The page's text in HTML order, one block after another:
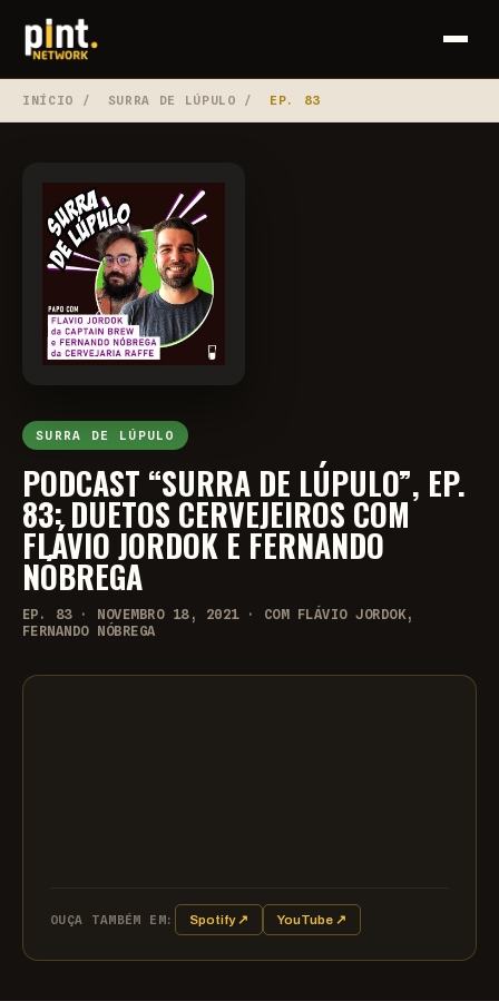
INÍCIO / SURRA DE LÚPULO / EP. 83
SURRA DE LÚPULO
PODCAST “SURRA DE LÚPULO”, EP.
83: DUETOS CERVEJEIROS COM
FLÁVIO JORDOK E FERNANDO
NÓBREGA
EP. 83 · NOVEMBRO 18, 2021 · COM FLÁVIO JORDOK,
FERNANDO NÓBREGA
OUÇA TAMBÉM EM: Spotify ↗ YouTube ↗